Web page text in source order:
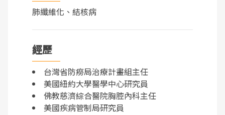
肺纖維化、結核病
經歷
台灣省防癆局治療計畫組主任
美國紐約大學醫學中心研究員
佛教慈濟綜合醫院胸腔內科主任
美國疾病管制局研究員